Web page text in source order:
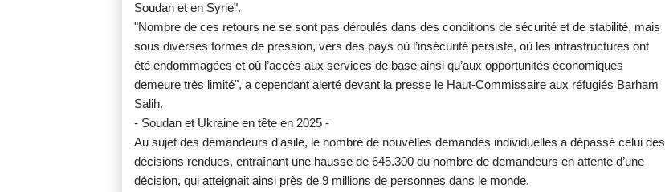
Soudan et en Syrie".
"Nombre de ces retours ne se sont pas déroulés dans des conditions de sécurité et de stabilité, mais
sous diverses formes de pression, vers des pays où l’insécurité persiste, où les infrastructures ont
été endommagées et où l’accès aux services de base ainsi qu’aux opportunités économiques
demeure très limité", a cependant alerté devant la presse le Haut-Commissaire aux réfugiés Barham
Salih.
- Soudan et Ukraine en tête en 2025 -
Au sujet des demandeurs d'asile, le nombre de nouvelles demandes individuelles a dépassé celui des
décisions rendues, entraînant une hausse de 645.300 du nombre de demandeurs en attente d’une
décision, qui atteignait ainsi près de 9 millions de personnes dans le monde.